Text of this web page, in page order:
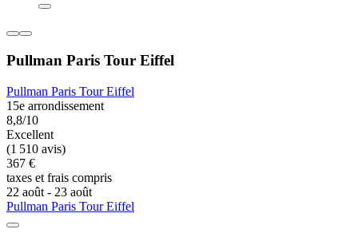
Pullman Paris Tour Eiffel
Pullman Paris Tour Eiffel
15e arrondissement
8,8/10
Excellent
(1 510 avis)
367 €
taxes et frais compris
22 août - 23 août
Pullman Paris Tour Eiffel